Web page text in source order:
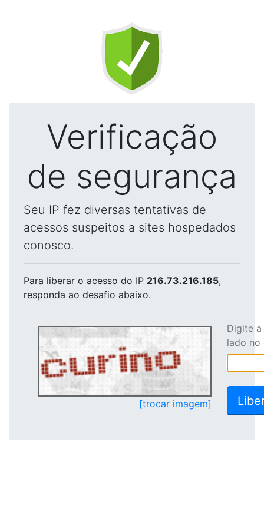
Verificação
de segurança
Seu IP fez diversas tentativas de
acessos suspeitos a sites hospedados
conosco.
Para liberar o acesso do IP 216.73.216.185,
responda ao desafio abaixo.
[trocar imagem]
Digite
lado no